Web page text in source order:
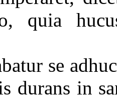
quia
se
durans in